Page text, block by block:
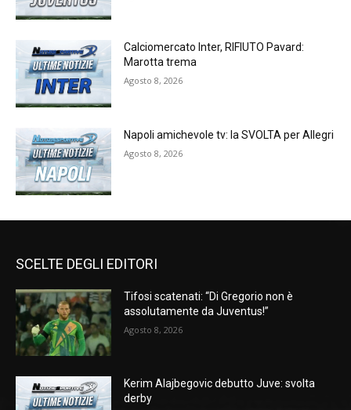
Calciomercato Inter, RIFIUTO Pavard:
Marotta trema
Agosto 8, 2026
Napoli amichevole tv: la SVOLTA per Allegri
Agosto 8, 2026
SCELTE DEGLI EDITORI
Tifosi scatenati: “Di Gregorio non è
assolutamente da Juventus!”
Agosto 8, 2026
Kerim Alajbegovic debutto Juve: svolta
derby